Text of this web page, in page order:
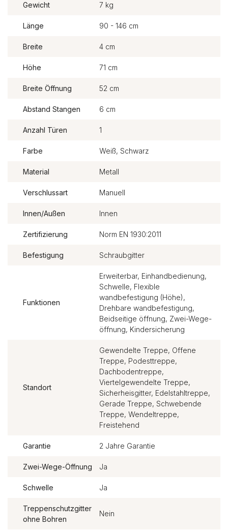
Gewicht 7 kg
Länge 90 - 146 cm
Breite 4 cm
Höhe 71 cm
Breite Öffnung 52 cm
Abstand Stangen 6 cm
Anzahl Türen 1
Farbe Weiß, Schwarz
Material Metall
Verschlussart Manuell
Innen/Außen Innen
Zertifizierung Norm EN 1930:2011
Befestigung Schraubgitter
Funktionen
Erweiterbar, Einhandbedienung,
Schwelle, Flexible
wandbefestigung (Höhe),
Drehbare wandbefestigung,
Beidseitige öffnung, Zwei-Wege-
öffnung, Kindersicherung
Standort
Gewendelte Treppe, Offene
Treppe, Podesttreppe,
Dachbodentreppe,
Viertelgewendelte Treppe,
Sicherheisgitter, Edelstahltreppe,
Gerade Treppe, Schwebende
Treppe, Wendeltreppe,
Freistehend
Garantie 2 Jahre Garantie
Zwei-Wege-Öffnung Ja
Schwelle Ja
Treppenschutzgitter
ohne Bohren
Nein